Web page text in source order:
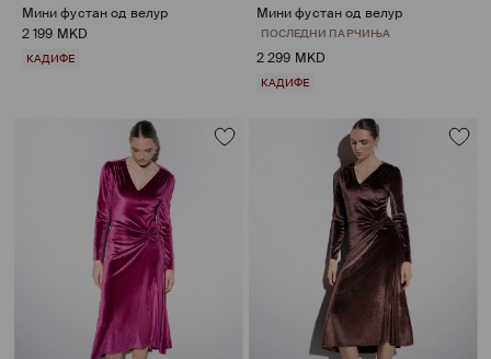
Мини фустан од велур
2 199 MKD
КАДИФЕ
Мини фустан од велур
ПОСЛЕДНИ ПАРЧИЊА
2 299 MKD
КАДИФЕ